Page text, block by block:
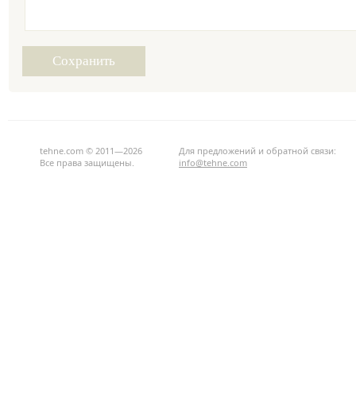
tehne.com © 2011—2026
Все права защищены.
Для предложений и обратной связи:
info@tehne.com